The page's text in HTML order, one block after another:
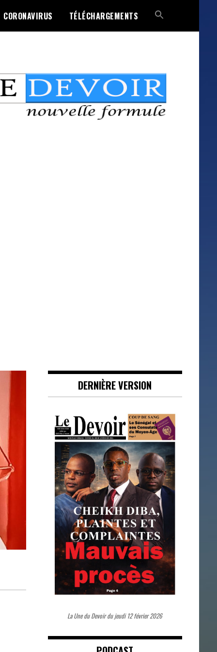
CORONAVIRUS TÉLÉCHARGEMENTS
DERNIÈRE VERSION
La Une du Devoir du jeudi 12 février 2026